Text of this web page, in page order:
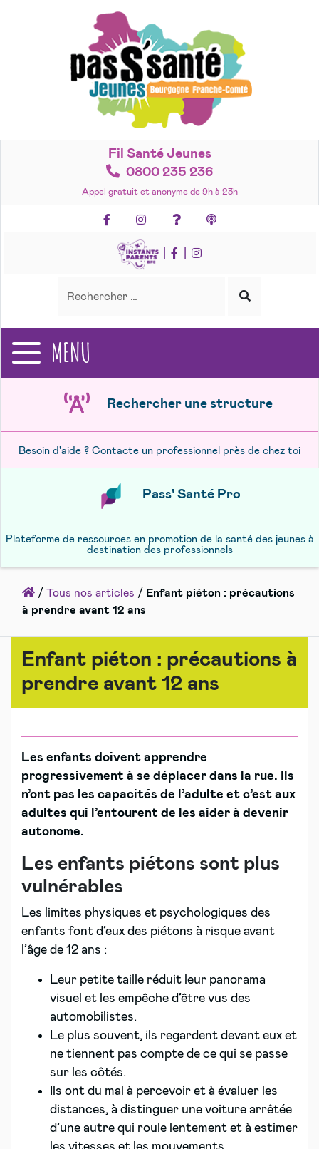
Fil Santé Jeunes
0800 235 236
Appel gratuit et anonyme de 9h à 23h
FacebookInstagramFoire aux questions
Lancer
recherche
MENU
Rechercher une structure
Besoin d'aide ? Contacte un professionnel près de chez toi
Pass' Santé Pro
Plateforme de ressources en promotion de la santé des jeunes à
destination des professionnels
Accueil
/ Tous nos articles / Enfant piéton : précautions
à prendre avant 12 ans
Enfant piéton : précautions à
prendre avant 12 ans
Les enfants doivent apprendre
progressivement à se déplacer dans la rue. Ils
n’ont pas les capacités de l’adulte et c’est aux
adultes qui l’entourent de les aider à devenir
autonome.
Les enfants piétons sont plus
vulnérables
Les limites physiques et psychologiques des
enfants font d’eux des piétons à risque avant
l’âge de 12 ans :
Leur petite taille réduit leur panorama
visuel et les empêche d’être vus des
automobilistes.
Le plus souvent, ils regardent devant eux et
ne tiennent pas compte de ce qui se passe
sur les côtés.
Ils ont du mal à percevoir et à évaluer les
distances, à distinguer une voiture arrêtée
d’une autre qui roule lentement et à estimer